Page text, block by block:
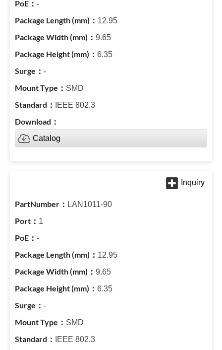
-
12.95
9.65
6.35
-
SMD
IEEE 802.3
Catalog
LAN1011-90
1
-
12.95
9.65
6.35
-
SMD
IEEE 802.3